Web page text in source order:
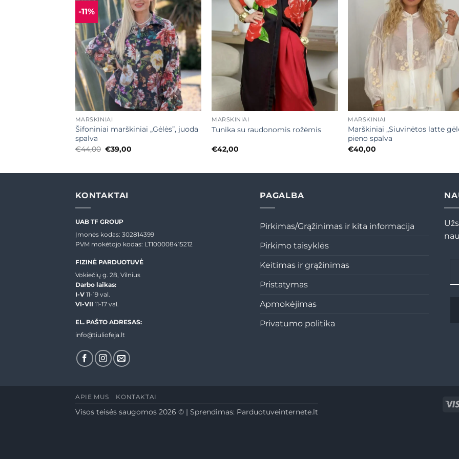
-11% Mėgstamiausias
+
MARŠKINIAI
Šifoniniai marškiniai „Gėlės”, juoda
spalva
€44,00 Original
price
€39,00
Mėgstamiausias
MARŠKINIAI
Tunika su raudonomis rožėmis
€42,00
MARŠKINIAI
Marškiniai „Siuvinėtos latte
pieno spalva
€40,00
KONTAKTAI
UAB TF GROUP
Įmonės kodas: 302814399
PVM mokėtojo kodas: LT100008415212
FIZINĖ PARDUOTUVĖ
Vokiečių g. 28, Vilnius
Darbo laikas:
I-V 11-19 val.
VI-VII 11-17 val.
EL. PAŠTO ADRESAS:
info@tiuliofeja.lt
PAGALBA
Pirkimas/Grąžinimas ir kita informacija
Pirkimo taisyklės
Keitimas ir grąžinimas
Pristatymas
Apmokėjimas
Privatumo politika
APIE MUS KONTAKTAI
Visos teisės saugomos 2026 © | Sprendimas: Parduotuveinternete.lt